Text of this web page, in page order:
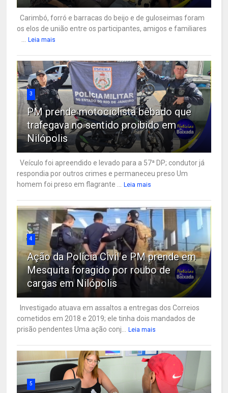
Carimbó, forró e barracas do beijo e de guloseimas foram
os elos de união entre os participantes, amigos e familiares
Leia mais
3
PM prende motociclista bêbado que
trafegava no sentido proibido em
Nilópolis
Veículo foi apreendido e levado para a 57ª DP; condutor já
respondia por outros crimes e permaneceu preso Um
homem foi preso em flagrante ...
Leia mais
4
Ação da Polícia Civil e PM prende em
Mesquita foragido por roubo de
cargas em Nilópolis
Investigado atuava em assaltos a entregas dos Correios
cometidos em 2018 e 2019; ele tinha dois mandados de
prisão pendentes Uma ação conj...
Leia mais
5